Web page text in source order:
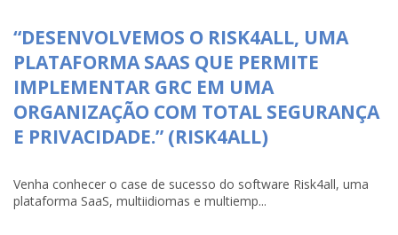
“DESENVOLVEMOS O RISK4ALL, UMA
PLATAFORMA SAAS QUE PERMITE
IMPLEMENTAR GRC EM UMA
ORGANIZAÇÃO COM TOTAL SEGURANÇA
E PRIVACIDADE.” (RISK4ALL)
Venha conhecer o case de sucesso do software Risk4all, uma
plataforma SaaS, multiidiomas e multiemp...